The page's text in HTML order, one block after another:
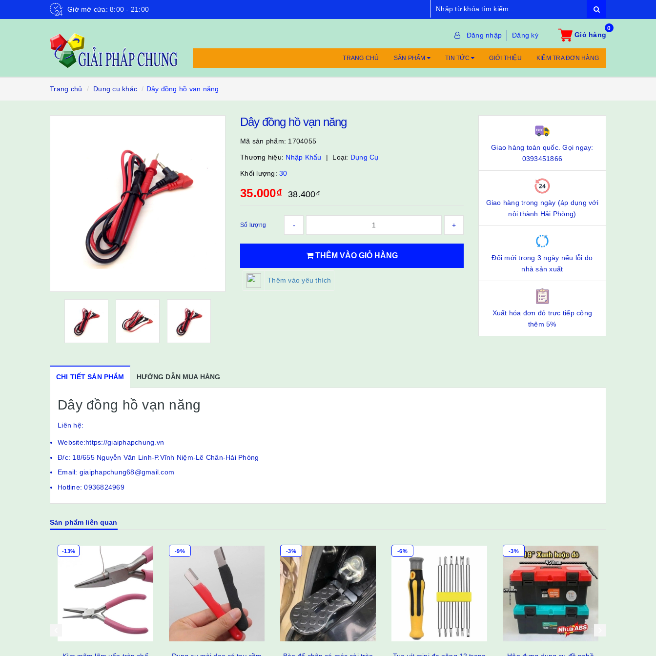
Giờ mở cửa: 8:00 - 21:00
Đăng nhập Đăng ký
0
Giỏ hàng
TRANG CHỦ SẢN PHẨM TIN TỨC GIỚI THIỆU KIỂM TRA ĐƠN HÀNG
Trang chủ Dụng cụ khác Dây đồng hồ vạn năng
Dây đồng hồ vạn năng
Mã sản phẩm: 1704055
Thương hiệu: Nhập Khẩu Loại: Dụng Cụ
Khối lượng: 30
35.000₫ 38.400₫
Số lượng - +
THÊM VÀO GIỎ HÀNG
Thêm vào yêu thích
Giao hàng toàn quốc. Gọi ngay:
0393451866
Giao hàng trong ngày (áp dụng với
nội thành Hải Phòng)
Đổi mới trong 3 ngày nếu lỗi do
nhà sản xuất
Xuất hóa đơn đỏ trực tiếp cộng
thêm 5%
CHI TIẾT SẢN PHẨM HƯỚNG DẪN MUA HÀNG
Dây đồng hồ vạn năng
Liên hệ:
Website:https://giaiphapchung.vn
Đ/c: 18/655 Nguyễn Văn Linh-P.Vĩnh Niệm-Lê Chân-Hải Phòng
Email: giaiphapchung68@gmail.com
Hotline: 0936824969
Sản phẩm liên quan
-13% -9% -3% -6% -3%